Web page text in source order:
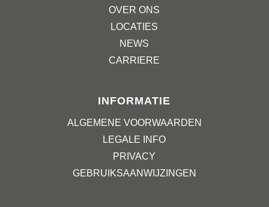
OVER ONS
LOCATIES
NEWS
CARRIERE
INFORMATIE
ALGEMENE VOORWAARDEN
LEGALE INFO
PRIVACY
GEBRUIKSAANWIJZINGEN